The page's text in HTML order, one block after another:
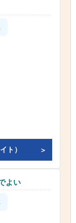
ト）
よい